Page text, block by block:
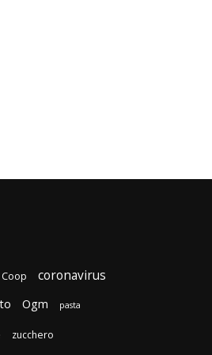
Coop coronavirus
Ogm pasta
zucchero